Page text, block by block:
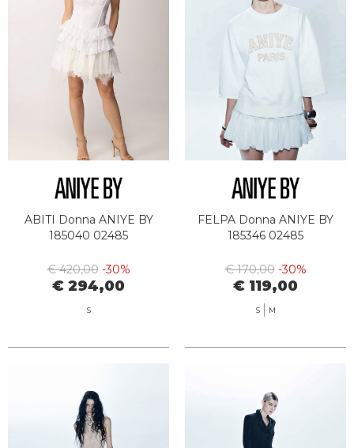
ABITI Donna ANIYE BY
185040 02485
€ 420,00 -30%
€ 294,00
S
FELPA Donna ANIYE BY
185346 02485
€ 170,00 -30%
€ 119,00
S M